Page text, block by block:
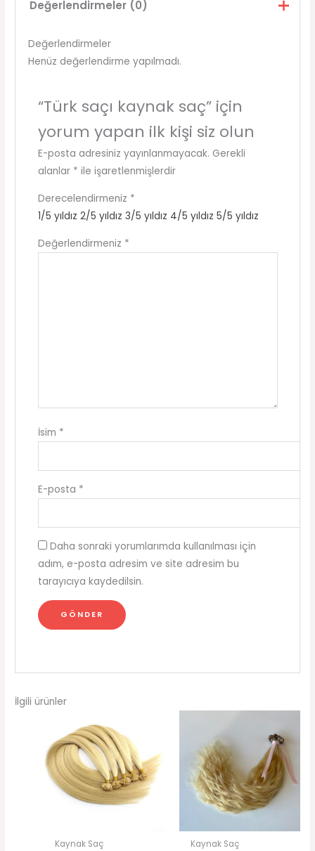
Değerlendirmeler (0)
Değerlendirmeler
Henüz değerlendirme yapılmadı.
“Türk saçı kaynak saç” için
yorum yapan ilk kişi siz olun
E-posta adresiniz yayınlanmayacak. Gerekli
alanlar * ile işaretlenmişlerdir
Derecelendirmeniz *
1/5 yıldız 2/5 yıldız 3/5 yıldız 4/5 yıldız 5/5 yıldız
Değerlendirmeniz *
İsim *
E-posta *
Daha sonraki yorumlarımda kullanılması için
adım, e-posta adresim ve site adresim bu
tarayıcıya kaydedilsin.
İlgili ürünler
Kaynak Saç
fiyat:
₺12,000.00.
₺11,000.00.
Kaynak Saç
₺35,000.00.
₺34,000.00.